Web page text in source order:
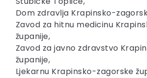
Dom zdravlja Krapinsko-
Zavod za hitnu medicinu
županije,
Zavod za javno zdravstvo
županije,
Ljekarnu Krapinsko-zagorske